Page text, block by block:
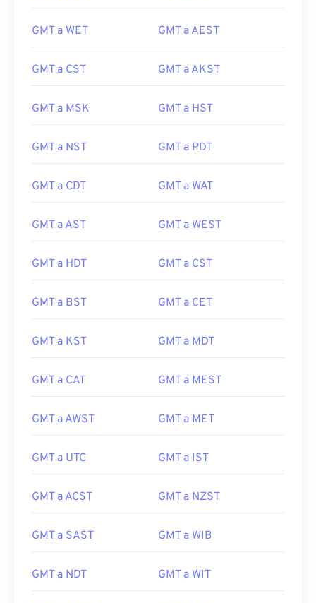
GMT a WET GMT a AEST
GMT a CST GMT a AKST
GMT a MSK GMT a HST
GMT a NST GMT a PDT
GMT a CDT GMT a WAT
GMT a AST GMT a WEST
GMT a HDT GMT a CST
GMT a BST GMT a CET
GMT a KST GMT a MDT
GMT a CAT GMT a MEST
GMT a AWST GMT a MET
GMT a UTC GMT a IST
GMT a ACST GMT a NZST
GMT a SAST GMT a WIB
GMT a NDT GMT a WIT